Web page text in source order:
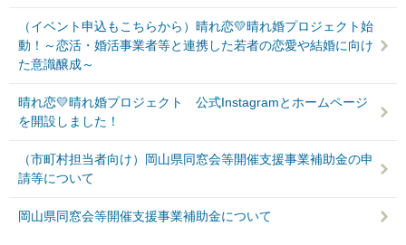
（イベント申込もこちらから）晴れ恋💛晴れ婚プロジェクト始
動！～恋活・婚活事業者等と連携した若者の恋愛や結婚に向け
た意識醸成～
晴れ恋💛晴れ婚プロジェクト 公式Instagramとホームページ
を開設しました！
（市町村担当者向け）岡山県同窓会等開催支援事業補助金の申
請等について
岡山県同窓会等開催支援事業補助金について